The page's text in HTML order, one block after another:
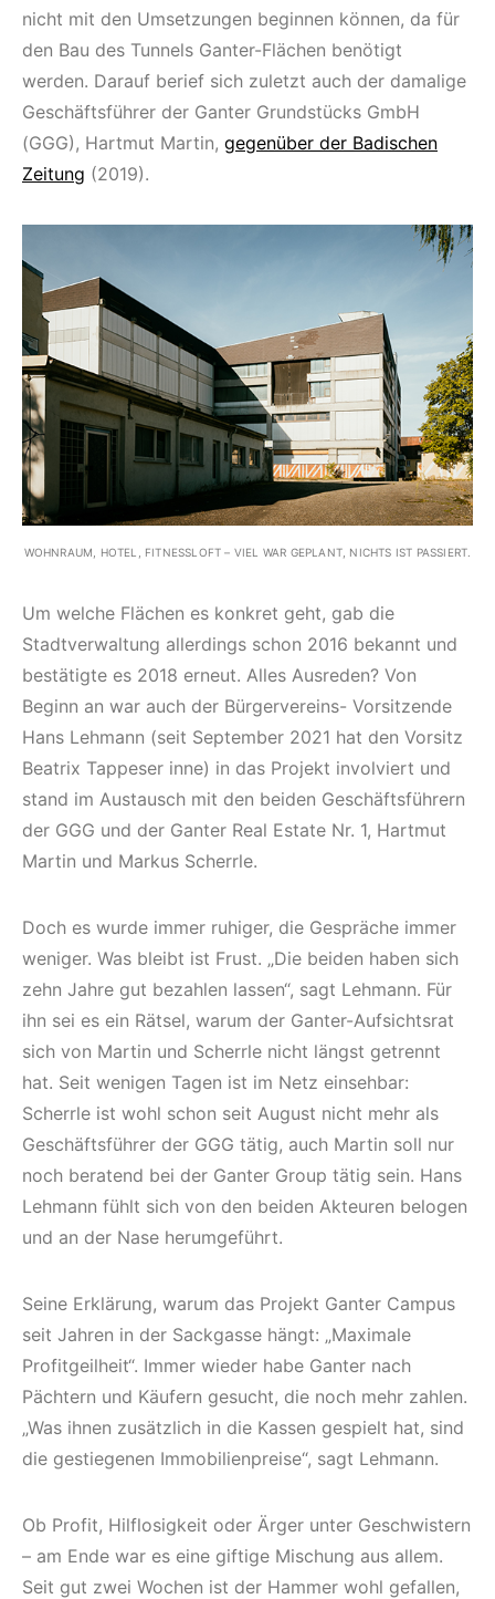
nicht mit den Umsetzungen beginnen können, da für
den Bau des Tunnels Ganter-Flächen benötigt
werden. Darauf berief sich zuletzt auch der damalige
Geschäftsführer der Ganter Grundstücks GmbH
(GGG), Hartmut Martin, gegenüber der Badischen
Zeitung (2019).
WOHNRAUM, HOTEL, FITNESSLOFT – VIEL WAR GEPLANT, NICHTS IST PASSIERT.
Um welche Flächen es konkret geht, gab die
Stadtverwaltung allerdings schon 2016 bekannt und
bestätigte es 2018 erneut. Alles Ausreden? Von
Beginn an war auch der Bürgervereins- Vorsitzende
Hans Lehmann (seit September 2021 hat den Vorsitz
Beatrix Tappeser inne) in das Projekt involviert und
stand im Austausch mit den beiden Geschäftsführern
der GGG und der Ganter Real Estate Nr. 1, Hartmut
Martin und Markus Scherrle.
Doch es wurde immer ruhiger, die Gespräche immer
weniger. Was bleibt ist Frust. „Die beiden haben sich
zehn Jahre gut bezahlen lassen“, sagt Lehmann. Für
ihn sei es ein Rätsel, warum der Ganter-Aufsichtsrat
sich von Martin und Scherrle nicht längst getrennt
hat. Seit wenigen Tagen ist im Netz einsehbar:
Scherrle ist wohl schon seit August nicht mehr als
Geschäftsführer der GGG tätig, auch Martin soll nur
noch beratend bei der Ganter Group tätig sein. Hans
Lehmann fühlt sich von den beiden Akteuren belogen
und an der Nase herumgeführt.
Seine Erklärung, warum das Projekt Ganter Campus
seit Jahren in der Sackgasse hängt: „Maximale
Profitgeilheit“. Immer wieder habe Ganter nach
Pächtern und Käufern gesucht, die noch mehr zahlen.
„Was ihnen zusätzlich in die Kassen gespielt hat, sind
die gestiegenen Immobilienpreise“, sagt Lehmann.
Ob Profit, Hilflosigkeit oder Ärger unter Geschwistern
– am Ende war es eine giftige Mischung aus allem.
Seit gut zwei Wochen ist der Hammer wohl gefallen,